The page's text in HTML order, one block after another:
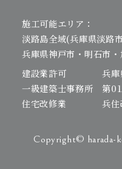
施工可能エリア：
淡路島全域(兵庫県淡路
兵庫県神戸市・明石市
建設業許可 兵庫県
一級建築士事務所 第
住宅改修業 兵住
Copyright© harada-